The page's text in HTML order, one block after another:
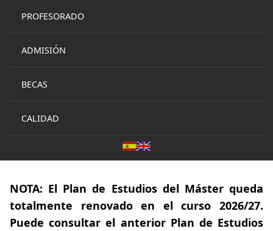
PROFESORADO
ADMISIÓN
BECAS
CALIDAD
NOTA: El Plan de Estudiosdel Máster queda
totalmente renovadoen el curso 2026/27.
Puede consultar el anterior Plan de Estudios